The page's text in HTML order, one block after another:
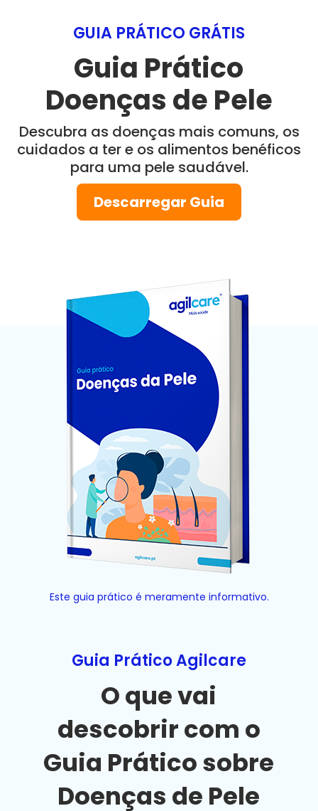
GUIA PRÁTICO GRÁTIS
Guia Prático
Doenças de Pele
Descubra as doenças mais comuns, os
cuidados a ter e os alimentos benéficos
para uma pele saudável.
Descarregar Guia
Este guia prático é meramente informativo.
Guia Prático Agilcare
O que vai
descobrir com o
Guia Prático sobre
Doenças de Pele